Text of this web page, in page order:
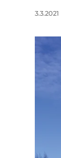
3.3.2021